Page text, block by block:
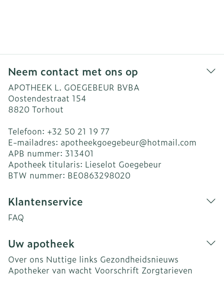
Neem contact met ons op
APOTHEEK L. GOEGEBEUR BVBA
Oostendestraat 154
8820 Torhout
Telefoon: +32 50 21 19 77
E-mailadres: apotheekgoegebeur@hotmail.com
APB nummer: 313401
Apotheek titularis: Lieselot Goegebeur
BTW nummer: BE0863298020
Klantenservice
FAQ
Uw apotheek
Over ons Nuttige links Gezondheidsnieuws
Apotheker van wacht Voorschrift Zorgtarieven